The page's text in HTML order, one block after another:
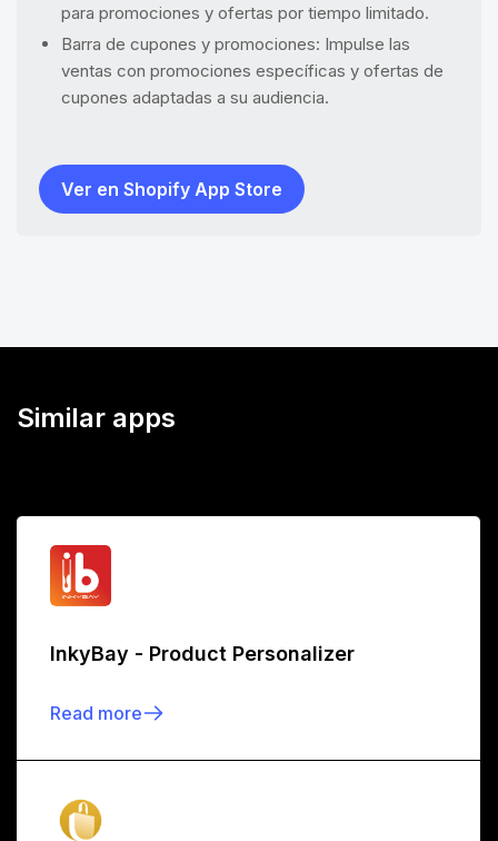
para promociones y ofertas por tiempo limitado.
Barra de cupones y promociones: Impulse las
ventas con promociones específicas y ofertas de
cupones adaptadas a su audiencia.
Ver en Shopify App Store
Similar apps
InkyBay - Product Personalizer
Read more